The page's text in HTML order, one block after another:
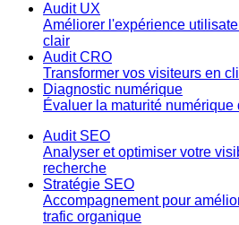
Audit UX
Améliorer l'expérience
clair
Audit CRO
Transformer vos visiteurs en
Diagnostic numérique
Évaluer la maturité
Audit SEO
Analyser et optimiser votre
recherche
Stratégie SEO
Accompagnement pour
trafic organique